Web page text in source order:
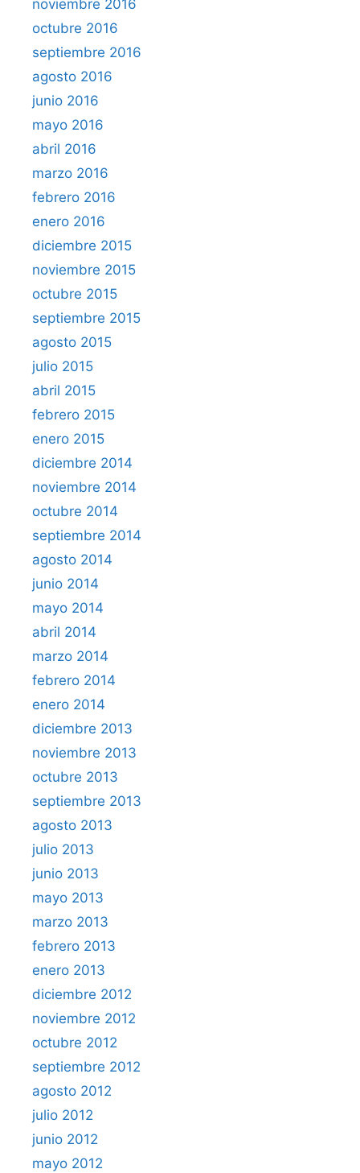
noviembre 2016
octubre 2016
septiembre 2016
agosto 2016
junio 2016
mayo 2016
abril 2016
marzo 2016
febrero 2016
enero 2016
diciembre 2015
noviembre 2015
octubre 2015
septiembre 2015
agosto 2015
julio 2015
abril 2015
febrero 2015
enero 2015
diciembre 2014
noviembre 2014
octubre 2014
septiembre 2014
agosto 2014
junio 2014
mayo 2014
abril 2014
marzo 2014
febrero 2014
enero 2014
diciembre 2013
noviembre 2013
octubre 2013
septiembre 2013
agosto 2013
julio 2013
junio 2013
mayo 2013
marzo 2013
febrero 2013
enero 2013
diciembre 2012
noviembre 2012
octubre 2012
septiembre 2012
agosto 2012
julio 2012
junio 2012
mayo 2012